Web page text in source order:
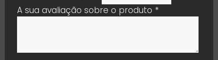
A sua avaliação sobre o produto *